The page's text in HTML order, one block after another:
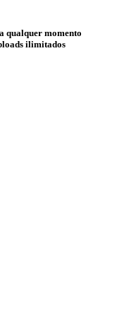
qualquer momento
ilimitados